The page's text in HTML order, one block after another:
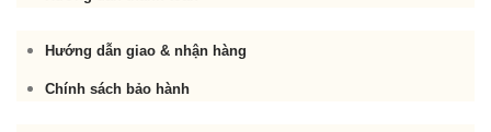
Hướng dẫn giao & nhận hàng
Chính sách bảo hành